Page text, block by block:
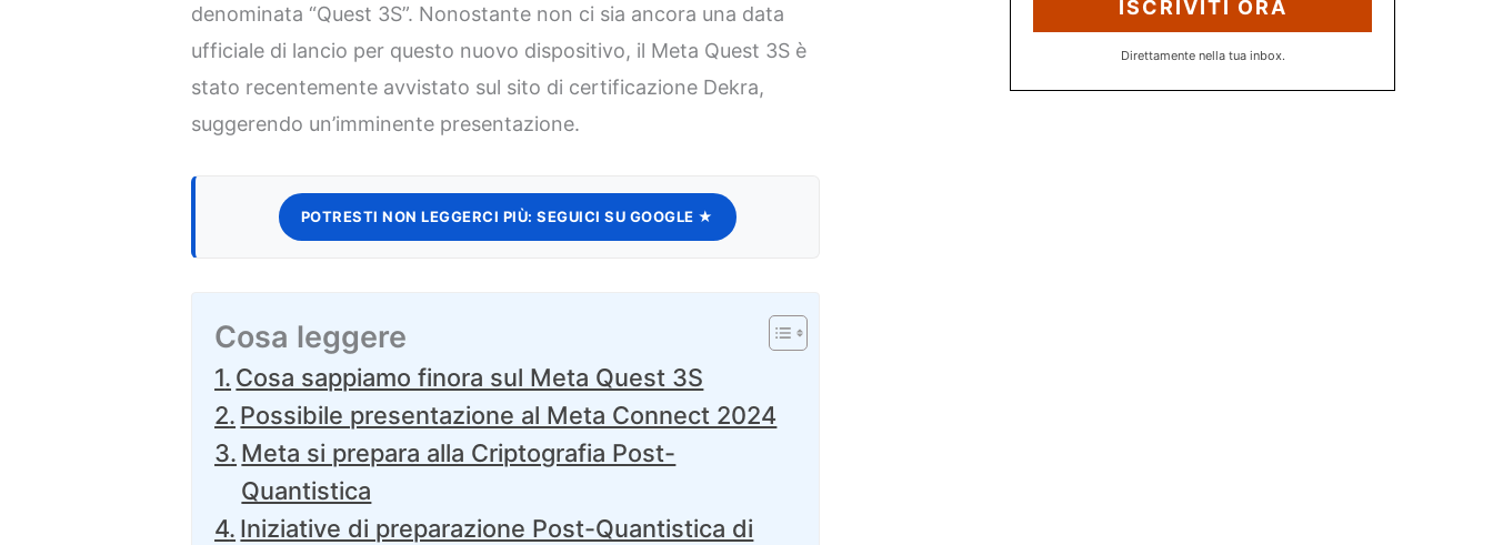
denominata “Quest 3S”. Nonostante non ci sia ancora una data
ufficiale di lancio per questo nuovo dispositivo, il Meta Quest 3S è
stato recentemente avvistato sul sito di certificazione Dekra,
suggerendo un’imminente presentazione.
POTRESTI NON LEGGERCI PIÙ: SEGUICI SU GOOGLE ★
Cosa leggere
Cosa sappiamo finora sul Meta Quest 3S
Possibile presentazione al Meta Connect 2024
Meta si prepara alla Criptografia Post-
Quantistica
Iniziative di preparazione Post-Quantistica di
ISCRIVITI ORA
Direttamente nella tua inbox.